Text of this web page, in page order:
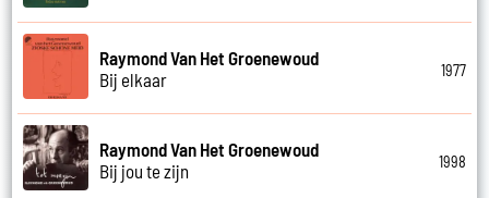
Raymond Van Het Groenewoud
Bij elkaar
1977
Raymond Van Het Groenewoud
Bij jou te zijn
1998